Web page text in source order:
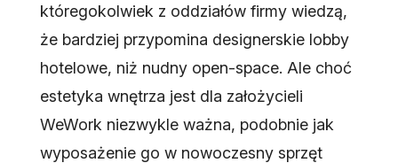
któregokolwiek z oddziałów firmy wiedzą,
że bardziej przypomina designerskie lobby
hotelowe, niż nudny open-space. Ale choć
estetyka wnętrza jest dla założycieli
WeWork niezwykle ważna, podobnie jak
wyposażenie go w nowoczesny sprzęt